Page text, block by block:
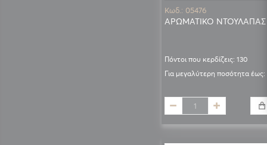
Κωδ.: 05476
ΑΡΩΜΑΤΙΚΟ ΝΤΟΥΛΑΠΑΣ
Πόντοι που κερδίζεις: 130
Για μεγαλύτερη ποσότητα έως: